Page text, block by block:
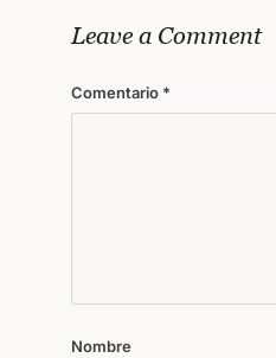
Leave a Comment
Comentario *
Nombre